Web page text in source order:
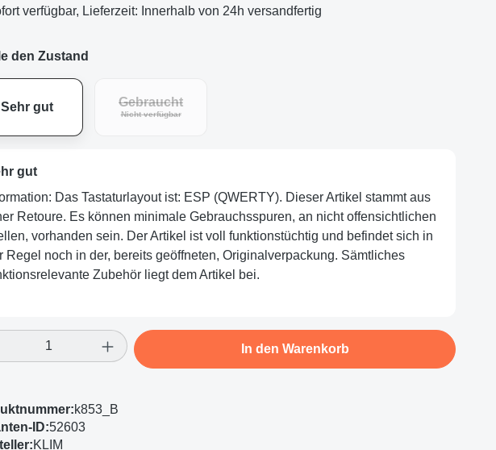
verfügbar, Lieferzeit: Innerhalb von 24h versandfertig
den Zustand
Sehr gut Gebraucht
Nicht verfügbar
gut
Das Tastaturlayout ist: ESP (QWERTY). Dieser Artikel stammt aus
Retoure. Es können minimale Gebrauchsspuren, an nicht offensichtlichen
vorhanden sein. Der Artikel ist voll funktionstüchtig und befindet sich in
Regel noch in der, bereits geöffneten, Originalverpackung. Sämtliches
Zubehör liegt dem Artikel bei.
Anzahl: Gib den gewünschten Wert ein oder
In den Warenkorb
k853_B
ID:52603
KLIM